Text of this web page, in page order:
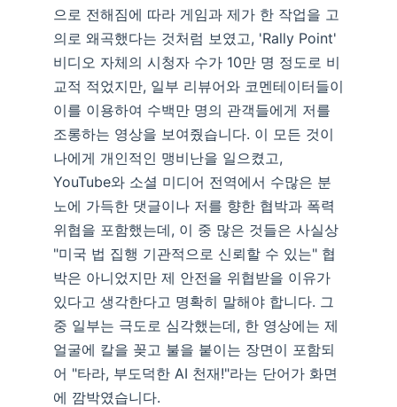
으로 전해짐에 따라 게임과 제가 한 작업을 고
의로 왜곡했다는 것처럼 보였고, 'Rally Point'
비디오 자체의 시청자 수가 10만 명 정도로 비
교적 적었지만, 일부 리뷰어와 코멘테이터들이
이를 이용하여 수백만 명의 관객들에게 저를
조롱하는 영상을 보여줬습니다. 이 모든 것이
나에게 개인적인 맹비난을 일으켰고,
YouTube와 소셜 미디어 전역에서 수많은 분
노에 가득한 댓글이나 저를 향한 협박과 폭력
위협을 포함했는데, 이 중 많은 것들은 사실상
"미국 법 집행 기관적으로 신뢰할 수 있는" 협
박은 아니었지만 제 안전을 위협받을 이유가
있다고 생각한다고 명확히 말해야 합니다. 그
중 일부는 극도로 심각했는데, 한 영상에는 제
얼굴에 칼을 꽂고 불을 붙이는 장면이 포함되
어 "타라, 부도덕한 AI 천재!"라는 단어가 화면
에 깜박였습니다.